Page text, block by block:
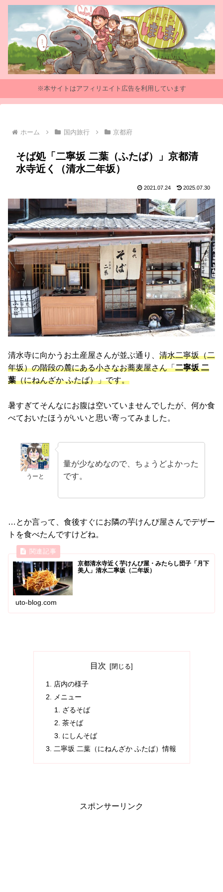
※本サイトはアフィリエイト広告を利用しています
ホーム 国内旅行 京都府
そば処「二寧坂 二葉（ふたば）」京都清
水寺近く（清水二年坂）
2021.07.24 2025.07.30
清水寺に向かうお土産屋さんが並ぶ通り、 清水二寧坂（二
年坂）の階段の麓にある小さなお蕎麦屋さん「二寧坂 二
葉（にねんざか ふたば）」です。
暑すぎてそんなにお腹は空いていませんでしたが、何か食
べておいたほうがいいと思い寄ってみました。
うーと
量が少なめなので、ちょうどよかった
です。
…とか言って、食後すぐにお隣の芋けんぴ屋さんでデザー
トを食べたんですけどね。
京都清水寺近く芋けんぴ屋・みたらし団子「月下
美人」清水二寧坂（二年坂）
uto-blog.com
目次
店内の様子
メニュー
ざるそば
茶そば
にしんそば
二寧坂 二葉（にねんざか ふたば）情報
スポンサーリンク